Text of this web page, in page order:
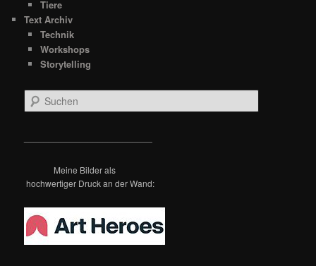
Tiere
Text Archiv
Technik
Workshops
Storytelling
u
Meine Bilder als
hochwertiger Druck an der Wand: